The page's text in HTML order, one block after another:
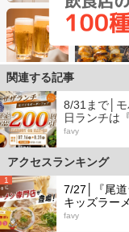
関連する記事
8/31まで│
日ランチは
favy
アクセスランキング
1
7/27│『尾道
キッズラー
favy